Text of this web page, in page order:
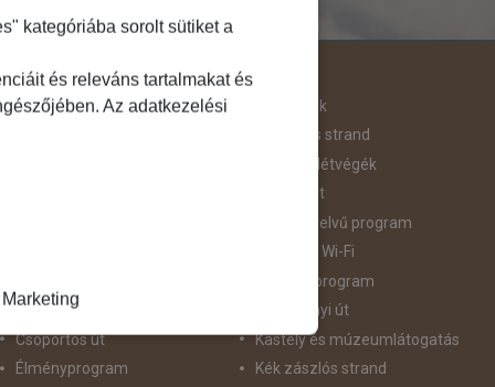
Útjellemző
Adventi út
Csillagtúra
Csoportos út
Élményprogram
Hegyvidék
Homokos strand
Hosszú Hétvégék
Húsvéti út
idegennyelvű program
Ingyenes Wi-Fi
Intenzív program
Karácsonyi út
Kastély és múzeumlátogatás
Kék zászlós strand
kategóriába sorolt sütiket a
és releváns tartalmakat és
Az adatkezelési
Marketing